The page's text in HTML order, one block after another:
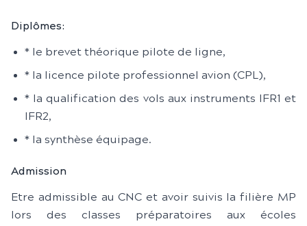
Diplômes:
* le brevet théorique pilote de ligne,
* la licence pilote professionnel avion (CPL),
* la qualification des vols aux instruments IFR1 et
IFR2,
* la synthèse équipage.
Admission
Etre admissible au CNC et avoir suivis la filière MP
lors des classes préparatoires aux écoles